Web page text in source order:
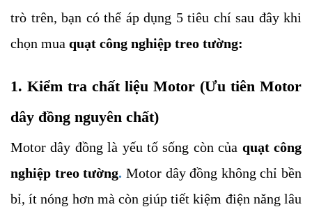
trò trên, bạn có thể áp dụng 5 tiêu chí sau đây khi
chọn mua quạt công nghiệp treo tường:
1. Kiểm tra chất liệu Motor (Ưu tiên Motor
dây đồng nguyên chất)
Motor dây đồng là yếu tố sống còn của quạt công
nghiệp treo tường. Motor dây đồng không chỉ bền
bỉ, ít nóng hơn mà còn giúp tiết kiệm điện năng lâu